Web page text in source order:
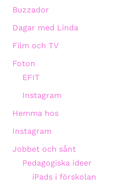
Buzzador
Dagar med Linda
Film och TV
Foton
EFIT
Instagram
Hemma hos
Instagram
Jobbet och sånt
Pedagogiska ideer
iPads i förskolan